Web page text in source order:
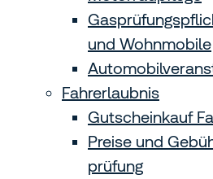
und Wohnmobile
Fahrerlaubnis
Gutscheinkauf
Preise und
prüfung